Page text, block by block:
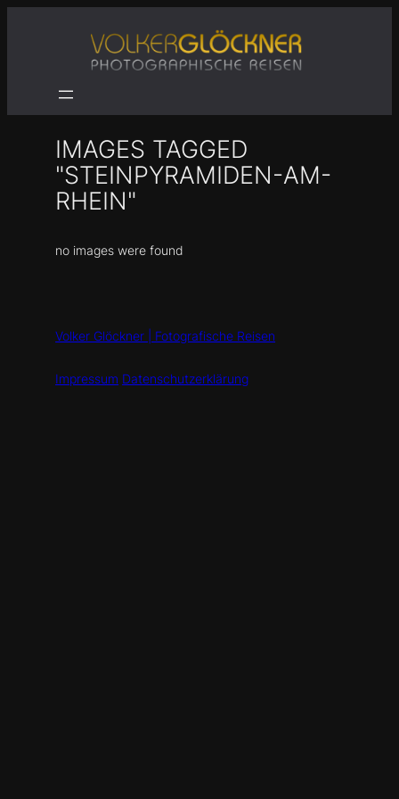
IMAGES TAGGED
"STEINPYRAMIDEN-AM-
RHEIN"
no images were found
Volker Glöckner | Fotografische Reisen
Impressum Datenschutzerklärung